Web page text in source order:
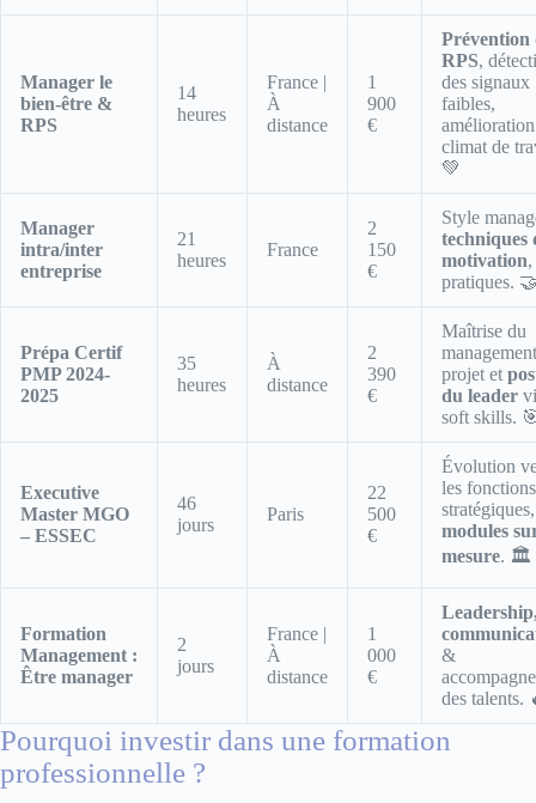
Manager le
bien-être &
RPS
14
heures
France |
À
distance
1
900
€
Prévention
RPS,
des signaux
faibles,
climat de
💚
Manager
intra/inter
entreprise
21
heures
France
2
150
€
Style
techniques
motivation
pratiques.
Prépa Certif
PMP 2024-
2025
35
heures
À
distance
2
390
€
Maîtrise du
projet et
du leader
soft skills.
Executive
Master MGO
– ESSEC
46
jours
Paris
22
500
€
Évolution
les fonctions
stratégiques,
modules
mesure. 🏛️
Formation
Management :
Être manager
2
jours
France |
À
distance
1
000
€
&
des talents.
Pourquoi investir dans une formation
professionnelle ?